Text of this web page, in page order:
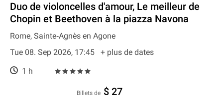
Duo de violoncelles d'amour, Le meilleur de
Chopin et Beethoven à la piazza Navona
Rome, Sainte‐Agnès en Agone
Tue 08. Sep 2026, 17:45
+ plus de dates
1 h
Billets de $ 27